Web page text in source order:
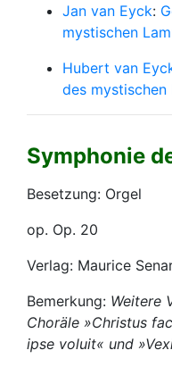
Jan van Eyck:
mystischen
Hubert van
des
Symphonie
Besetzung: Orgel
op. Op. 20
Verlag: Maurice
Bemerkung: Weitere
Choräle »Christus
ipse voluit« und